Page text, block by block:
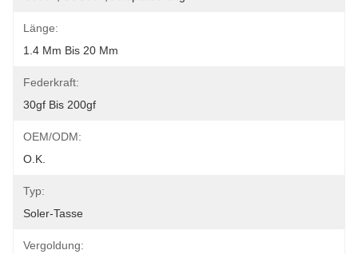
Länge:
1.4 Mm Bis 20 Mm
Federkraft:
30gf Bis 200gf
OEM/ODM:
O.K.
Typ:
Soler-Tasse
Vergoldung: